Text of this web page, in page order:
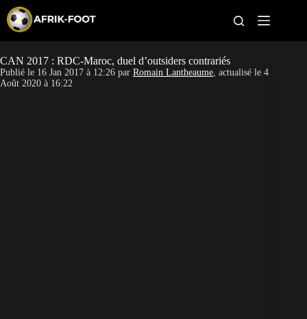
p
o
c
CAN féminine
CAN 2017 : RDC-Maroc, duel d’outsiders contrariés
Publié le 16 Jan 2017 à 12:26 par Romain Lantheaume, actualisé le 4
Août 2020 à 16:22